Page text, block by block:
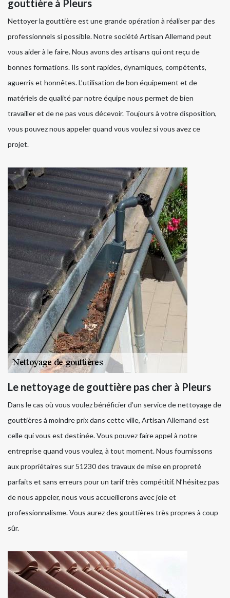
gouttière à Pleurs
Nettoyer la gouttière est une grande opération à réaliser par des
professionnels si possible. Notre société Artisan Allemand peut
vous aider à le faire. Nous avons des artisans qui ont reçu de
bonnes formations. Ils sont rapides, dynamiques, compétents,
aguerris et honnêtes. L’utilisation de bon équipement et de
matériels de qualité par notre équipe nous permet de bien
travailler et de ne pas vous décevoir. Toujours à votre disposition,
vous pouvez nous appeler quand vous voulez si vous avez ce
projet.
Le nettoyage de gouttière pas cher à Pleurs
Dans le cas où vous voulez bénéficier d’un service de nettoyage de
gouttières à moindre prix dans cette ville, Artisan Allemand est
celle qui vous est destinée. Vous pouvez faire appel à notre
entreprise quand vous voulez, à tout moment. Nous fournissons
aux propriétaires sur 51230 des travaux de mise en propreté
parfaits et sans erreurs pour un tarif très compétitif. N’hésitez pas
de nous appeler, nous vous accueillerons avec joie et
professionnalisme. Vous aurez des gouttières très propres à coup
sûr.